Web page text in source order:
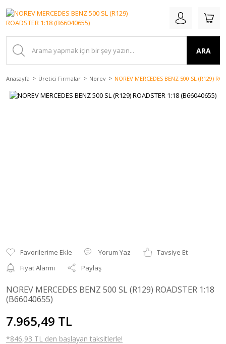
ARA
Anasayfa Üretici Firmalar Norev NOREV MERCEDES BENZ 500 SL (R129)
Yorum Yaz
Tavsiye Et
Fiyat Alarmı
Paylaş
NOREV MERCEDES BENZ 500 SL (R129) ROADSTER 1:18
(B66040655)
7.965,49 TL
*846,93 TL den başlayan taksitlerle!